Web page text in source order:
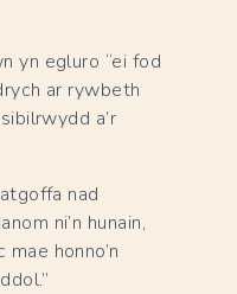
yn egluro “ei fod
ar rywbeth
a’r
nad
ni’n hunain,
honno’n